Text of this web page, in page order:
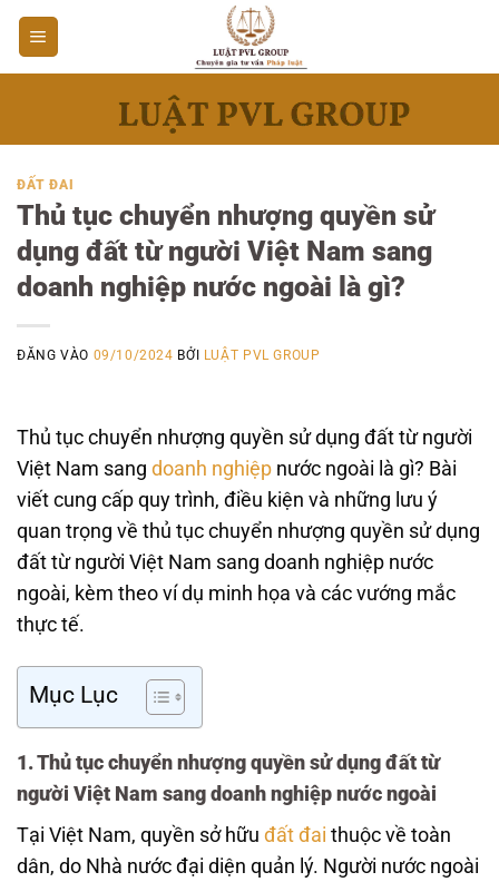
Bỏ
qua
nội
ĐẤT ĐAI
Thủ tục chuyển nhượng quyền sử
dụng đất từ người Việt Nam sang
doanh nghiệp nước ngoài là gì?
ĐĂNG VÀO 09/10/2024 BỞI LUẬT PVL GROUP
Thủ tục chuyển nhượng quyền sử dụng đất từ người
Việt Nam sang doanh nghiệp nước ngoài là gì? Bài
viết cung cấp quy trình, điều kiện và những lưu ý
quan trọng về thủ tục chuyển nhượng quyền sử dụng
đất từ người Việt Nam sang doanh nghiệp nước
ngoài, kèm theo ví dụ minh họa và các vướng mắc
thực tế.
Mục Lục
1. Thủ tục chuyển nhượng quyền sử dụng đất từ
người Việt Nam sang doanh nghiệp nước ngoài
Tại Việt Nam, quyền sở hữu đất đai thuộc về toàn
dân, do Nhà nước đại diện quản lý. Người nước ngoài